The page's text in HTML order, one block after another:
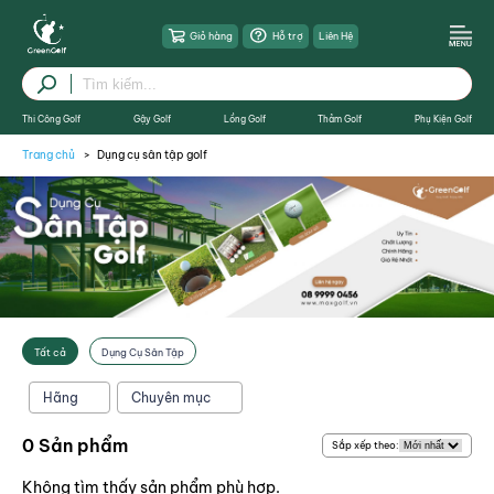
Giỏ hàng Hỗ trợ Liên Hệ
Thi Công Golf Gậy Golf Lồng Golf Thảm Golf Phụ Kiện Golf
Trang chủ Dụng cụ sân tập golf
Tất cả Dụng Cụ Sân Tập
Hãng Chuyên mục
0 Sản phẩm Sắp xếp theo:
Không tìm thấy sản phẩm phù hợp.